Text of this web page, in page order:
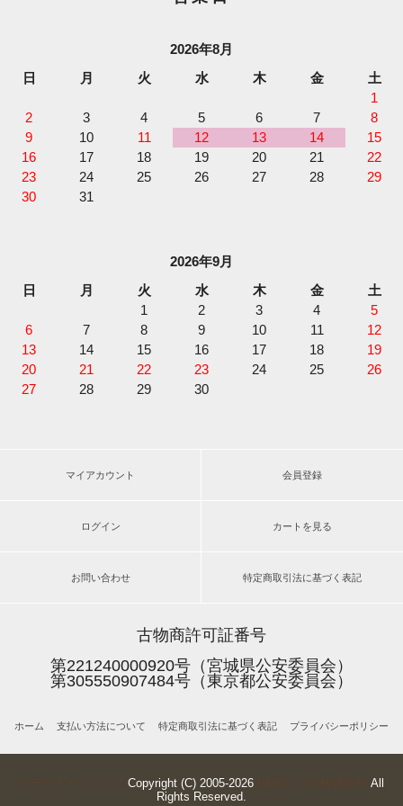
2026年8月
日
月 火 水 木 金
土
1
2
3 4 5 6 7
8
9
10 11 12 13 14
15
16
17 18 19 20 21
22
23
24 25 26 27 28
29
30
31
2026年9月
日
月 火 水 木 金
土
1
2 3 4
5
6
7 8 9 10 11
12
13
14 15 16 17 18
19
20
21 22 23 24 25
26
27
28 29 30
マイアカウント 会員登録
ログイン カートを見る
お問い合わせ 特定商取引法に基づく表記
古物商許可証番号
第221240000920号（宮城県公安委員会）
第305550907484号（東京都公安委員会）
ホーム 支払い方法について 特定商取引法に基づく表記 プライバシーポリシー
Copyright (C) 2005-2026
All
Rights Reserved.